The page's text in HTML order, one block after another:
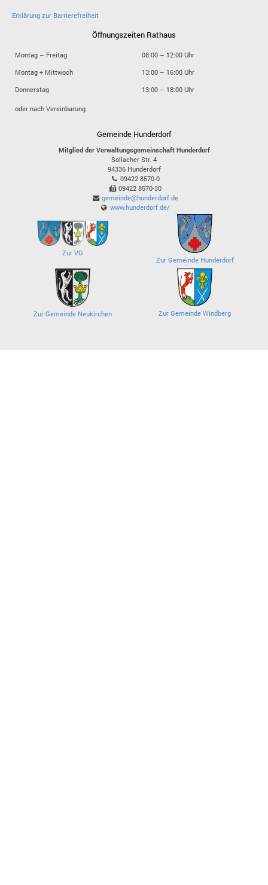
Erklärung zur Barrierefreiheit
Öffnungszeiten Rathaus
Montag – Freitag
08:00 – 12:00 Uhr
Montag + Mittwoch
13:00 – 16:00 Uhr
Donnerstag
13:00 – 18:00 Uhr
oder nach Vereinbarung
Gemeinde Hunderdorf
Mitglied der Verwaltungsgemeinschaft Hunderdorf
Sollacher Str. 4
94336 Hunderdorf
09422 8570-0
09422 8570-30
gemeinde@hunderdorf.de
www.hunderdorf.de/
Zur VG
Zur Gemeinde Hunderdorf
Zur Gemeinde Neukirchen Zur Gemeinde Windberg